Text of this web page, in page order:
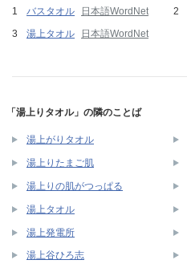
バスタオル 日本語WordNet
湯上タオル
日本語WordNet
「湯上りタオル」の隣のことば
湯上がりタオル
湯上りたまご肌
湯上りの肌がつっぱる
湯上タオル
湯上発電所
湯上谷ひろ志